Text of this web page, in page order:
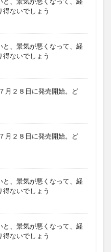
ないでしょう
と、景気が悪くなって、経
ないでしょう
月２８日に発売開始。ど
月２８日に発売開始。ど
と、景気が悪くなって、経
ないでしょう
と、景気が悪くなって、経
ないでしょう